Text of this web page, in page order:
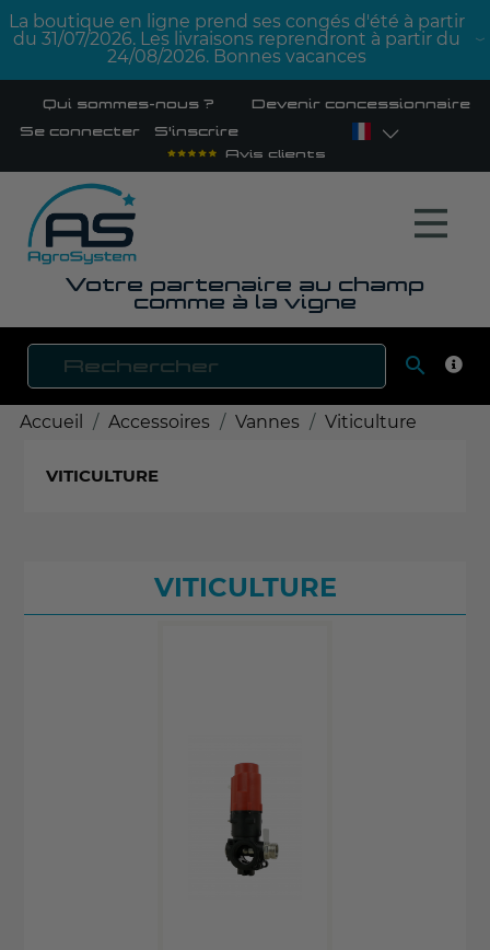
La boutique en ligne prend ses congés d'été à partir
du 31/07/2026. Les livraisons reprendront à partir du
24/08/2026. Bonnes vacances
Qui sommes-nous ? Devenir concessionnaire
Se connecter
S'inscrire
Avis clients
Votre partenaire au champ
comme à la vigne

Accueil Accessoires Vannes Viticulture
VITICULTURE
VITICULTURE